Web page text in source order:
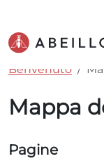
Benvenuto
Mappa
Pagine